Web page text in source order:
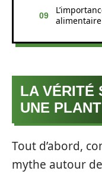
LA VÉRITÉ
UNE
Tout d’abord,
mythe autour